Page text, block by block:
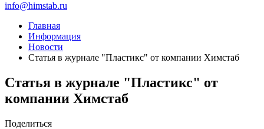
info@himstab.ru
Главная
Информация
Новости
Статья в журнале "Пластикс" от компании Химстаб
Статья в журнале "Пластикс" от
компании Химстаб
Поделиться